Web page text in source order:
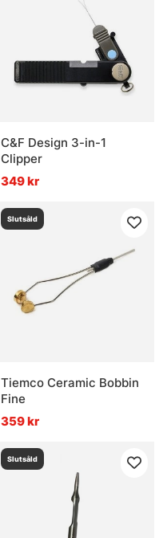
C&F Design 3-in-1
Clipper
349 kr
Slutsåld
Tiemco Ceramic Bobbin
Fine
359 kr
Slutsåld